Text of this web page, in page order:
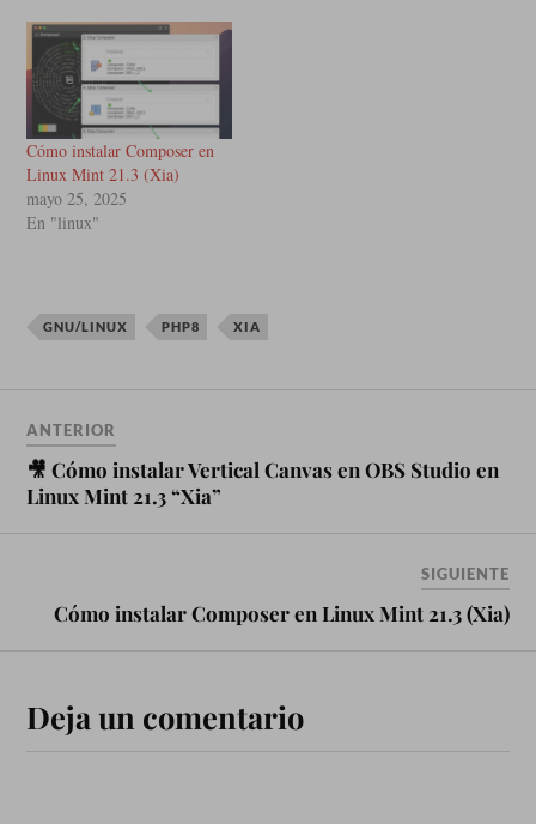
Cómo instalar Composer en
Linux Mint 21.3 (Xia)
mayo 25, 2025
En "linux"
GNU/LINUX PHP8 XIA
ANTERIOR
🎥 Cómo instalar Vertical Canvas en OBS Studio en
Linux Mint 21.3 “Xia”
SIGUIENTE
Cómo instalar Composer en Linux Mint 21.3 (Xia)
Deja un comentario